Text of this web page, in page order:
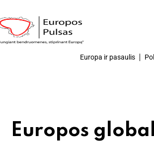
Europa ir pasaulis
Europos